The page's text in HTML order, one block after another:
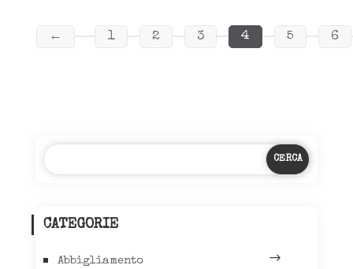
nella
← 1 2 3 4 5 6
CATEGORIE
Abbigliamento